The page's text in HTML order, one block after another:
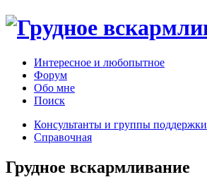
Интересное и любопытное
Форум
Обо мне
Поиск
Консультанты и группы поддержки
Справочная
Грудное вскармливание